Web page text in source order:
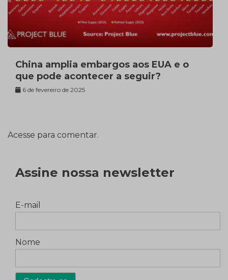
China amplia embargos aos EUA e o
que pode acontecer a seguir?
6 de fevereiro de 2025
Acesse para comentar.
Assine nossa newsletter
E-mail
Nome